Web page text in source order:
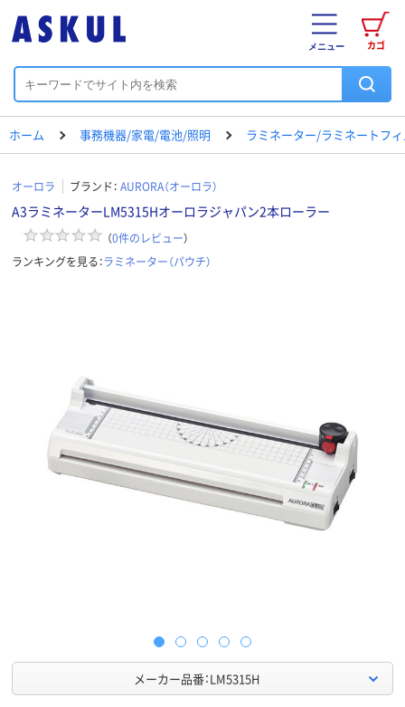
カゴ
メニュー
ホーム 事務機器/家電/電池/照明 ラミネーター/ラミネートフ
オーロラ ブランド： AURORA（オーロラ）
A3ラミネーターLM5315Hオーロラジャパン2本ローラー
（0件のレビュー）
ランキングを見る：ラミネーター（パウチ）
メーカー品番：LM5315H